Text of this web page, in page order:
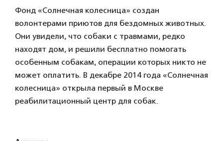
Фонд «Солнечная колесница» создан
волонтерами приютов для бездомных животных.
Они увидели, что собаки с травмами, редко
находят дом, и решили бесплатно помогать
особенным собакам, операции которых никто не
может оплатить. В декабре 2014 года «Солнечная
колесница» открыла первый в Москве
реабилитационный центр для собак.